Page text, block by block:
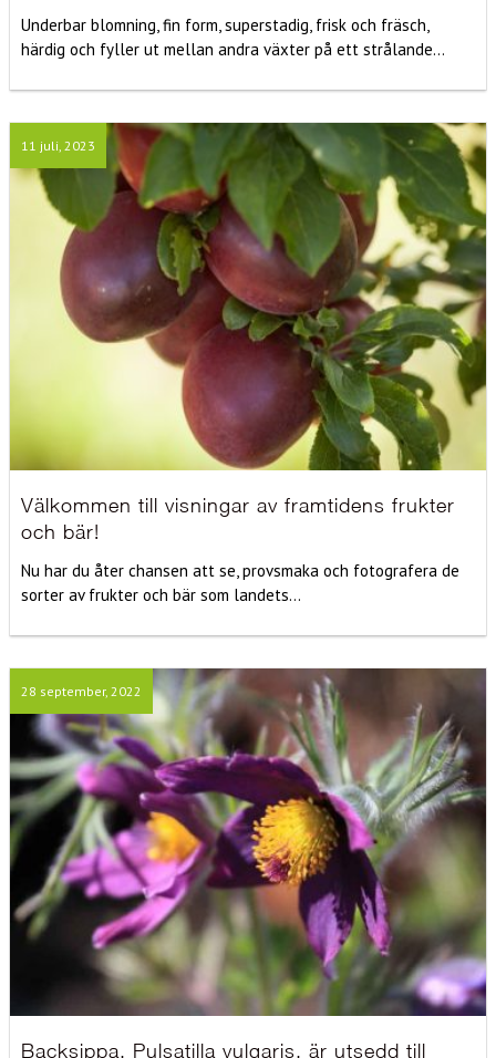
Underbar blomning, fin form, superstadig, frisk och fräsch,
härdig och fyller ut mellan andra växter på ett strålande...
11 juli, 2023
Välkommen till visningar av framtidens frukter
och bär!
Nu har du åter chansen att se, provsmaka och fotografera de
sorter av frukter och bär som landets...
28 september, 2022
Backsippa, Pulsatilla vulgaris, är utsedd till